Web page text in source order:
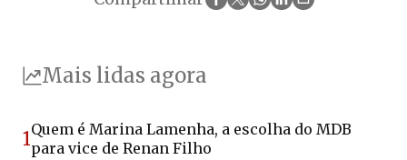
Mais lidas agora
1Quem é Marina Lamenha, a escolha do MDB
para vice de Renan Filho